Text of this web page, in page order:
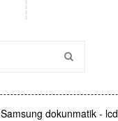
Samsung dokunmatik - lcd